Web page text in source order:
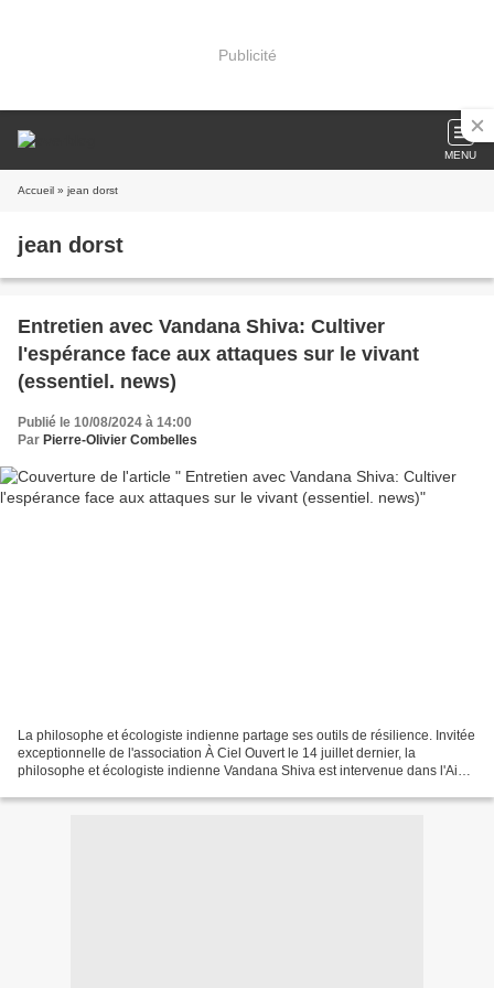
Publicité
MENU
Accueil » jean dorst
jean dorst
Entretien avec Vandana Shiva: Cultiver
l'espérance face aux attaques sur le vivant
(essentiel. news)
Publié le 10/08/2024 à 14:00
Par Pierre-Olivier Combelles
La philosophe et écologiste indienne partage ses outils de résilience. Invitée
exceptionnelle de l'association À Ciel Ouvert le 14 juillet dernier, la
philosophe et écologiste indienne Vandana Shiva est intervenue dans l'Ain